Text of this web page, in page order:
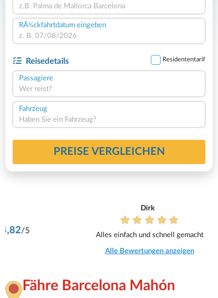
RÃ¼ckfahrtdatum eingeben
Reisedetails Residententarif
Passagiere
Wer reist?
Fahrzeug
Haben Sie ein Fahrzeug?
PREISE VERGLEICHEN
Alles einfach und schnell gemacht
Alle Bewertungen anzeigen
Fähre Barcelona Mahón